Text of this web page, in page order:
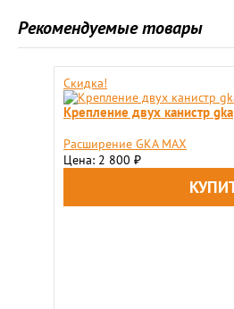
Рекомендуемые товары
Скидка!
Крепление двух канистр gka
Расширение GKA MAX
Цена: 2 800 ₽